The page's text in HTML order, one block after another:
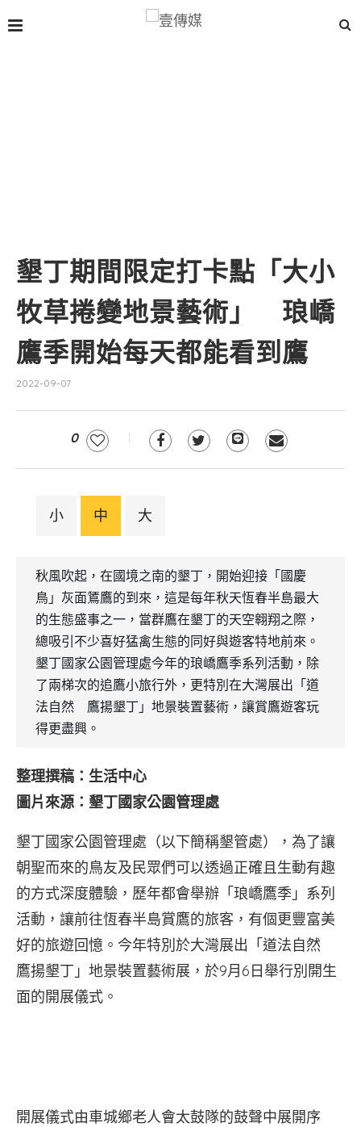
墾丁期間限定打卡點「大小
牧草捲變地景藝術」 琅嶠
鷹季開始每天都能看到鷹
2022-09-07
0
小 中 大
秋風吹起，在國境之南的墾丁，開始迎接「國慶
鳥」灰面鵟鷹的到來，這是每年秋天恆春半島最大
的生態盛事之一，當群鷹在墾丁的天空翱翔之際，
總吸引不少喜好猛禽生態的同好與遊客特地前來。
墾丁國家公園管理處今年的琅嶠鷹季系列活動，除
了兩梯次的追鷹小旅行外，更特別在大灣展出「道
法自然 鷹揚墾丁」地景裝置藝術，讓賞鷹遊客玩
得更盡興。
整理撰稿：生活中心
圖片來源：墾丁國家公園管理處
墾丁國家公園管理處（以下簡稱墾管處），為了讓
朝聖而來的鳥友及民眾們可以透過正確且生動有趣
的方式深度體驗，歷年都會舉辦「琅嶠鷹季」系列
活動，讓前往恆春半島賞鷹的旅客，有個更豐富美
好的旅遊回憶。今年特別於大灣展出「道法自然
鷹揚墾丁」地景裝置藝術展，於9月6日舉行別開生
面的開展儀式。
開展儀式由車城鄉老人會太鼓隊的鼓聲中展開序